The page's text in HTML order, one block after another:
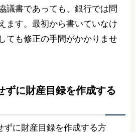
議書であっても、銀行では問
ます。最初から書いていなけ
ても修正の手間がかかりませ
ずに財産目録を作成する